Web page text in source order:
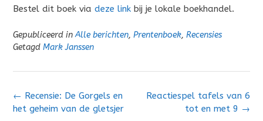
Bestel dit boek via deze link bij je lokale boekhandel.
Gepubliceerd inAlle berichten, Prentenboek, Recensies
Getagd Mark Janssen
Bericht
navigatie
Reactiespel tafels van 6
tot en met 9 →
← Recensie: De Gorgels en
het geheim van de gletsjer